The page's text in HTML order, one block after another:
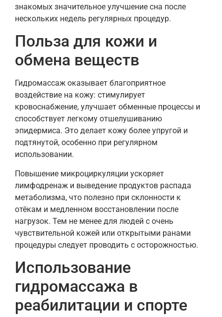
знакомых значительное улучшение сна после
нескольких недель регулярных процедур.
Польза для кожи и
обмена веществ
Гидромассаж оказывает благоприятное
воздействие на кожу: стимулирует
кровоснабжение, улучшает обменные процессы и
способствует легкому отшелушиванию
эпидермиса. Это делает кожу более упругой и
подтянутой, особенно при регулярном
использовании.
Повышение микроциркуляции ускоряет
лимфодренаж и выведение продуктов распада
метаболизма, что полезно при склонности к
отёкам и медленном восстановлении после
нагрузок. Тем не менее для людей с очень
чувствительной кожей или открытыми ранами
процедуры следует проводить с осторожностью.
Использование
гидромассажа в
реабилитации и спорте